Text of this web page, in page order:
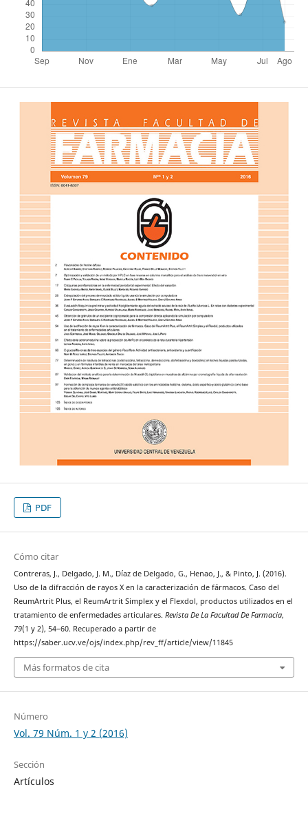
PDF
Cómo citar
Contreras, J., Delgado, J. M., Díaz de Delgado, G., Henao, J., & Pinto, J. (2016).
Uso de la difracción de rayos X en la caracterización de fármacos. Caso del
ReumArtrit Plus, el ReumArtrit Simplex y el Flexdol, productos utilizados en el
tratamiento de enfermedades articulares. Revista De La Facultad De Farmacia,
79(1 y 2), 54–60. Recuperado a partir de
https://saber.ucv.ve/ojs/index.php/rev_ff/article/view/11845
Más formatos de cita
Número
Vol. 79 Núm. 1 y 2 (2016)
Sección
Artículos